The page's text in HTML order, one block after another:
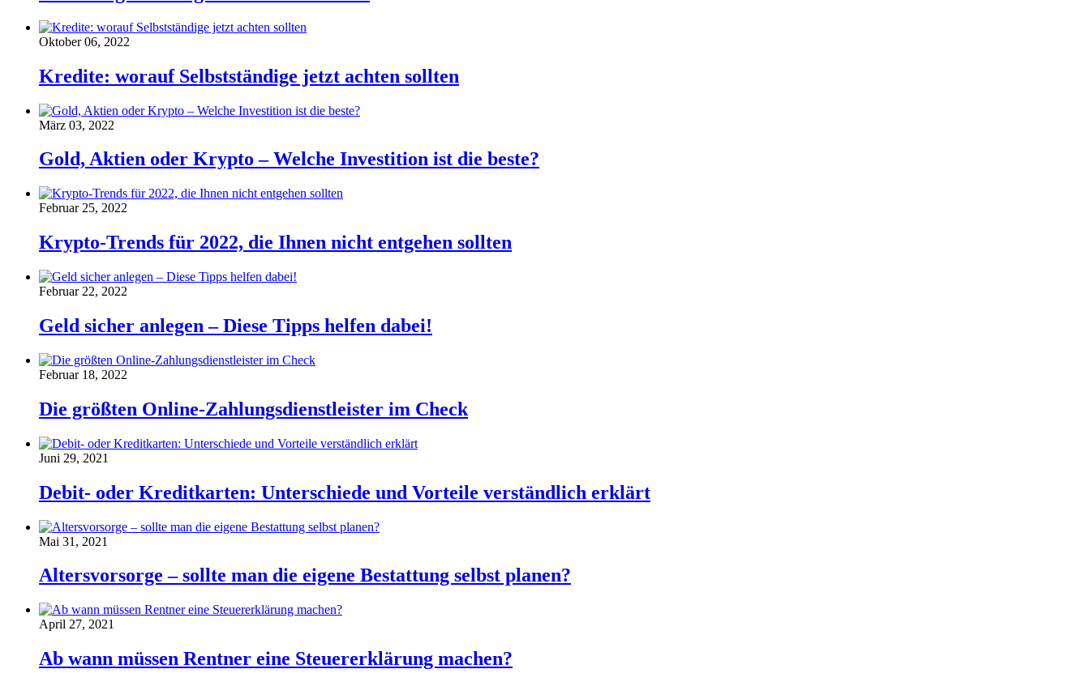
Oktober 06, 2022
Kredite: worauf Selbstständige jetzt achten sollten
März 03, 2022
Gold, Aktien oder Krypto – Welche Investition ist die beste?
Februar 25, 2022
Krypto-Trends für 2022, die Ihnen nicht entgehen sollten
Februar 22, 2022
Geld sicher anlegen – Diese Tipps helfen dabei!
Februar 18, 2022
Die größten Online-Zahlungsdienstleister im Check
Juni 29, 2021
Debit- oder Kreditkarten: Unterschiede und Vorteile verständlich erklärt
Mai 31, 2021
Altersvorsorge – sollte man die eigene Bestattung selbst planen?
April 27, 2021
Ab wann müssen Rentner eine Steuererklärung machen?